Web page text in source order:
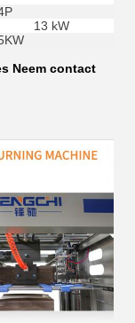
13 kW
Neem contact